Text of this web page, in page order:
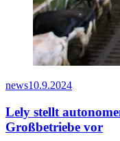
news10.9.2024
Lely stellt
Großbetriebe vor